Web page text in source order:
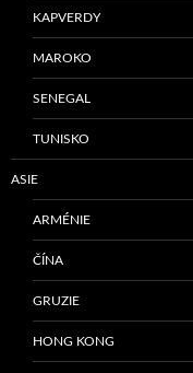
KAPVERDY
MAROKO
SENEGAL
TUNISKO
ASIE
ARMÉNIE
ČÍNA
GRUZIE
HONG KONG